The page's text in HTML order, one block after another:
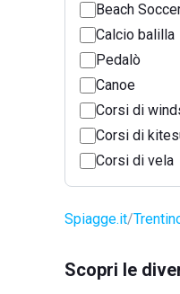
Beach
Calcio balilla
Pedalò
Canoe
Corsi di
Corsi di
Corsi di vela
Spiagge.it
Scopri le